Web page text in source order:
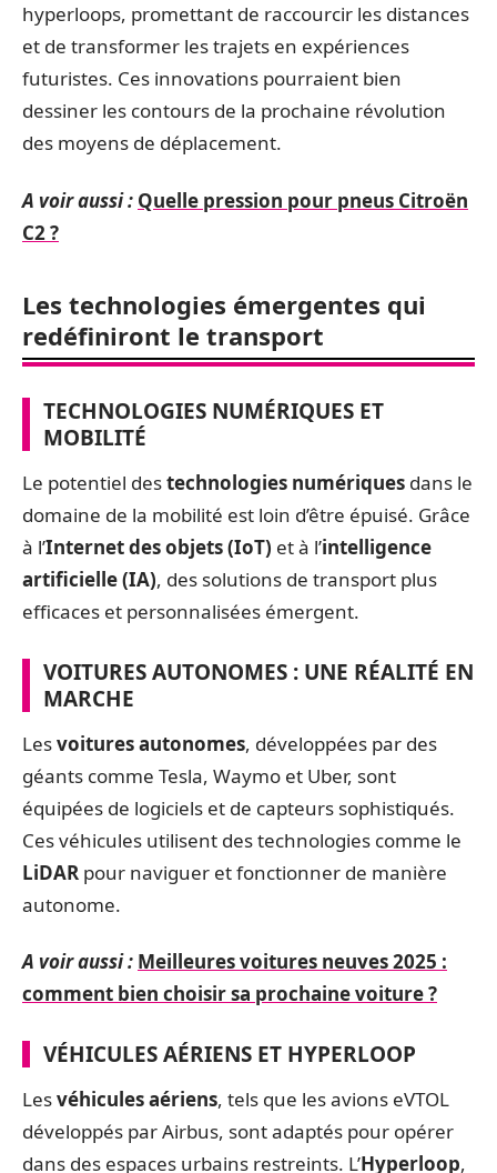
hyperloops, promettant de raccourcir les distances
et de transformer les trajets en expériences
futuristes. Ces innovations pourraient bien
dessiner les contours de la prochaine révolution
des moyens de déplacement.
A voir aussi : Quelle pression pour pneus Citroën
C2 ?
Les technologies émergentes qui
redéfiniront le transport
TECHNOLOGIES NUMÉRIQUES ET
MOBILITÉ
Le potentiel destechnologies numériques dans le
domaine de la mobilité est loin d’être épuisé. Grâce
à l’Internet des objets (IoT) et à l’intelligence
artificielle (IA), des solutions de transport plus
efficaces et personnalisées émergent.
VOITURES AUTONOMES : UNE RÉALITÉ EN
MARCHE
Lesvoitures autonomes, développées par des
géants comme Tesla, Waymo et Uber, sont
équipées de logiciels et de capteurs sophistiqués.
Ces véhicules utilisent des technologies comme le
LiDAR pour naviguer et fonctionner de manière
autonome.
A voir aussi : Meilleures voitures neuves 2025 :
comment bien choisir sa prochaine voiture ?
VÉHICULES AÉRIENS ET HYPERLOOP
Lesvéhicules aériens, tels que les avions eVTOL
développés par Airbus, sont adaptés pour opérer
dans des espaces urbains restreints. L’Hyperloop,